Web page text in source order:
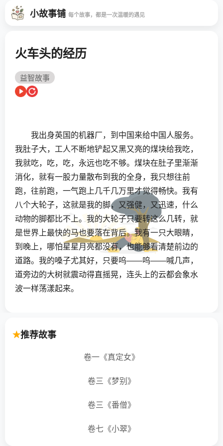
小故事铺 每个故事，都是一次温暖的遇见
火车头的经历
益智故事
我出身英国的机器厂，到中国来给中国人服务。
我肚子大，工人不断地铲起又黑又亮的煤块给我吃，
我就吃，吃，吃，永远也吃不够。煤块在肚子里渐渐
消化，就有一股力量散布到我的全身，我只想往前
跑，往前跑，一气跑上几千几万里才觉得畅快。我有
八个大轮子，这就是我的脚，又强健，又迅速，什么
动物的脚都比不上。我的大轮子只要转这么几转，就
是世界上最快的马也要落在背后。我有一只大眼睛，
到晚上，哪怕星星月亮都没有，也能够看清楚前边的
道路。我的嗓子尤其好，只要呜——呜——喊几声，
道旁边的大树就震动得直摇晃，连头上的云都会象水
波一样荡漾起来。
喜欢叫我这个名字，也许是嫌太文雅太不亲热吧。他
我到中国来了几年，一直在京沪路上来回跑：从
物，我闭着眼睛都说得出来。宝盖山的山洞，几个城
市的各式各样的塔，产螃蟹著名的阳澄湖，矗起许多
推荐故事
卷一《真定女》
卷三《梦别》
卷三《番僧》
卷七《小翠》